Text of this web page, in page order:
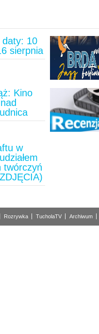
daty: 10
sierpnia
Kino
w
twórczyń
Rozrywka TucholaTV Archiwum